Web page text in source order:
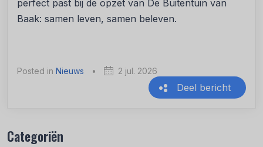
perfect past bij de opzet van De Buitentuin van
Baak: samen leven, samen beleven.
Posted in Nieuws • 2 jul. 2026
Deel bericht
Categoriën